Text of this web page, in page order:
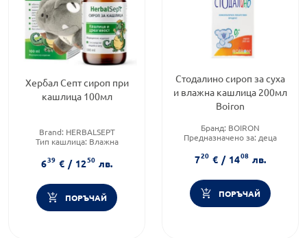
Хербал Септ сироп при
кашлица 100мл
Brand: HERBALSEPT
Тип кашлица: Влажна
Форма на продукта:сироп
639 € / 1250 лв.
ПОРЪЧАЙ
Стодалино сироп за суха
и влажна кашлица 200мл
Boiron
Бранд: BOIRON
Предназначено за: деца
720 € / 1408 лв.
ПОРЪЧАЙ